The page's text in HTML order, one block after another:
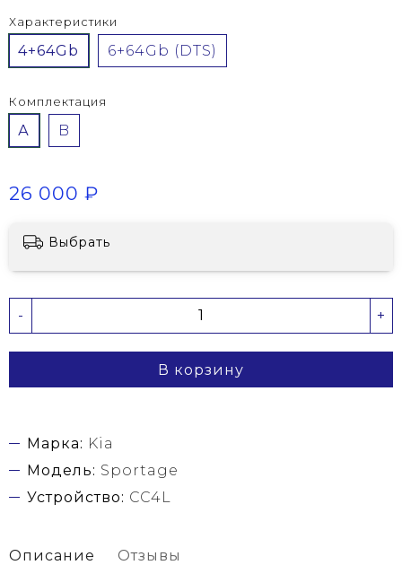
Характеристики
4+64Gb 6+64Gb (DTS)
Комплектация
А B
26 000 ₽
Выбрать
- +
В корзину
Марка: Kia
Модель: Sportage
Устройство: CC4L
Описание Отзывы